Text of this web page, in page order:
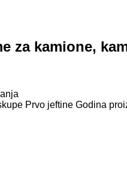
za kamione,
Prvo jeftine Godina